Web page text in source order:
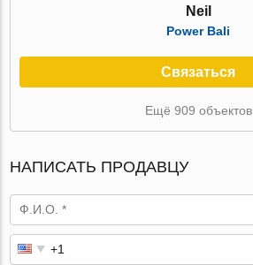
Neil
Power Bali
Связаться
Ещё 909 объектов
НАПИСАТЬ ПРОДАВЦУ